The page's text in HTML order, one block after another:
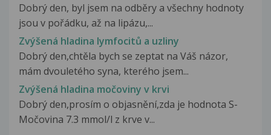
Dobrý den, byl jsem na odběry a všechny hodnoty
jsou v pořádku, až na lipázu,...
Zvýšená hladina lymfocitů a uzliny
Dobrý den,chtěla bych se zeptat na Váš názor,
mám dvouletého syna, kterého jsem...
Zvýšená hladina močoviny v krvi
Dobrý den,prosím o objasnění,zda je hodnota S-
Močovina 7.3 mmol/l z krve v...